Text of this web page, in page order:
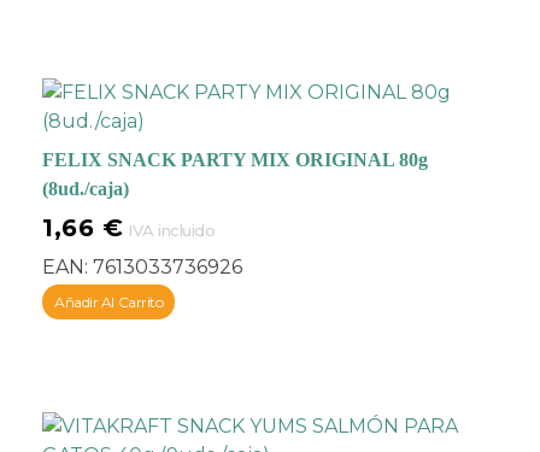
FELIX SNACK PARTY MIX ORIGINAL 80g
(8ud./caja)
1,66 € IVA incluido
EAN: 7613033736926
Añadir Al Carrito